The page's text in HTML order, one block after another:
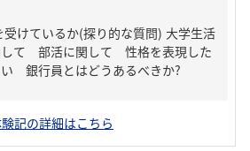
けているか(探り的な質問) 大学生活
て 部活に関して 性格を表現した
銀行員とはどうあるべきか?
記の詳細はこちら